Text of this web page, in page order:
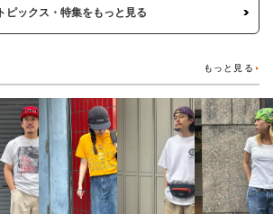
トピックス・特集をもっと見る
もっと見る